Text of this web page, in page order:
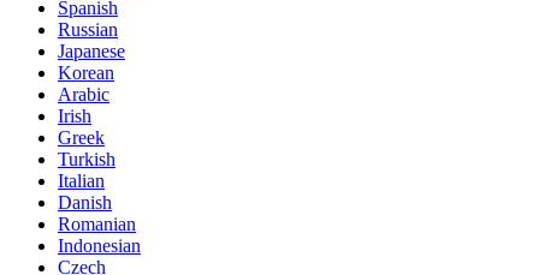
Spanish
Russian
Japanese
Korean
Arabic
Irish
Greek
Turkish
Italian
Danish
Romanian
Indonesian
Czech